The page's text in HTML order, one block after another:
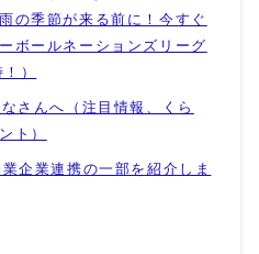
の季節が来る前に！今すぐ
ボールネーションズリーグ
）
さんへ（注目情報、くら
ト）
企業連携の一部を紹介しま